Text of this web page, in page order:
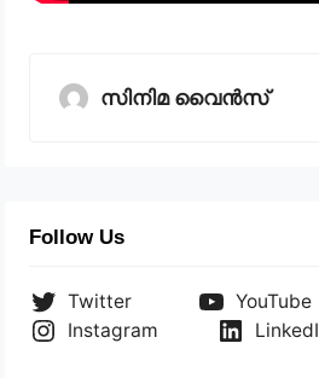
സിനിമ വൈൻസ്
Follow Us
Twitter YouTube
Instagram